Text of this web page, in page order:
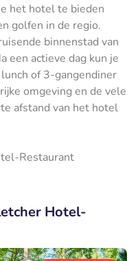
het hotel te bieden
golfen in de regio.
binnenstad van
een actieve dag kun je
of 3-gangendiner
omgeving en de vele
afstand van het hotel
Restaurant
Hotel-